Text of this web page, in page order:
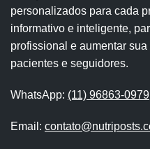
personalizados para cada
informativo e inteligente,
profissional e aumentar
pacientes e seguidores.
WhatsApp: (11) 96863-0979
Email: